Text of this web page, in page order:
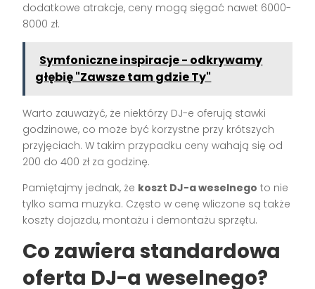
dodatkowe atrakcje, ceny mogą sięgać nawet 6000-
8000 zł.
Symfoniczne inspiracje - odkrywamy
głębię "Zawsze tam gdzie Ty"
Warto zauważyć, że niektórzy DJ-e oferują stawki
godzinowe, co może być korzystne przy krótszych
przyjęciach. W takim przypadku ceny wahają się od
200 do 400 zł za godzinę.
Pamiętajmy jednak, że koszt DJ-a weselnego to nie
tylko sama muzyka. Często w cenę wliczone są także
koszty dojazdu, montażu i demontażu sprzętu.
Co zawiera standardowa
oferta DJ-a weselnego?